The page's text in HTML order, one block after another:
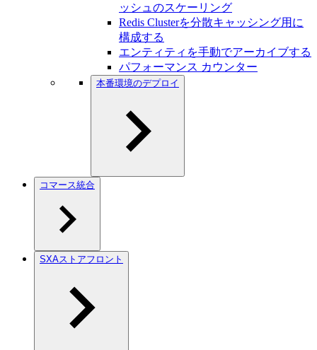
ッシュのスケーリング
Redis Clusterを分散キャッシング用に
構成する
エンティティを手動でアーカイブする
パフォーマンス カウンター
本番環境のデプロイ
コマース統合
SXAストアフロント